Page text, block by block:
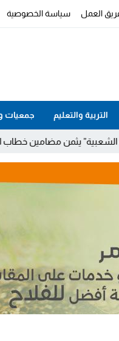
العمل سياسة الخصوصية
التربية والتعليم جمعيات
خطاب العرش